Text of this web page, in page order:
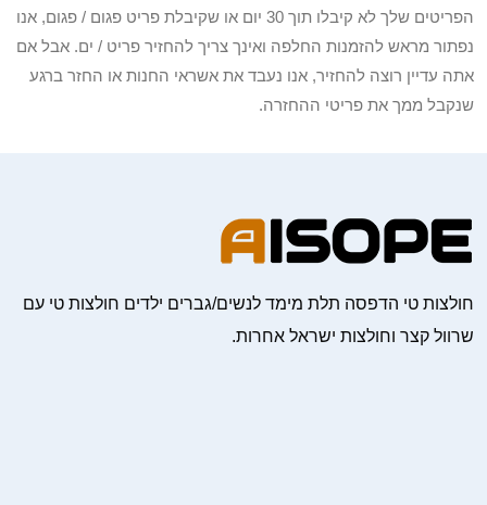
הפריטים שלך לא קיבלו תוך 30 יום או שקיבלת פריט פגום / פגום, אנו
נפתור מראש להזמנות החלפה ואינך צריך להחזיר פריט / ים. אבל אם
אתה עדיין רוצה להחזיר, אנו נעבד את אשראי החנות או החזר ברגע
שנקבל ממך את פריטי ההחזרה.
חולצות טי הדפסה תלת מימד לנשים/גברים ילדים חולצות טי עם
שרוול קצר וחולצות ישראל אחרות.